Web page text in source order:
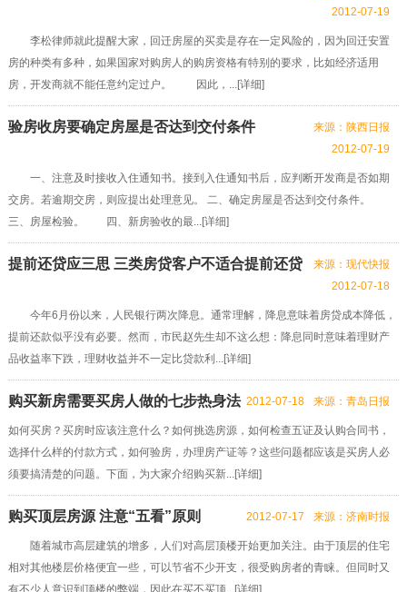
2012-07-19
李松律师就此提醒大家，回迁房屋的买卖是存在一定风险的，因为回迁安置
房的种类有多种，如果国家对购房人的购房资格有特别的要求，比如经济适用
房，开发商就不能任意约定过户。 因此，...[详细]
验房收房要确定房屋是否达到交付条件
来源：陕西日报
2012-07-19
一、注意及时接收入住通知书。接到入住通知书后，应判断开发商是否如期
交房。若逾期交房，则应提出处理意见。 二、确定房屋是否达到交付条件。
三、房屋检验。 四、新房验收的最...[详细]
提前还贷应三思 三类房贷客户不适合提前还贷
来源：现代快报
2012-07-18
今年6月份以来，人民银行两次降息。通常理解，降息意味着房贷成本降低，
提前还款似乎没有必要。然而，市民赵先生却不这么想：降息同时意味着理财产
品收益率下跌，理财收益并不一定比贷款利...[详细]
购买新房需要买房人做的七步热身法 来源：青岛日报
2012-07-18
如何买房？买房时应该注意什么？如何挑选房源，如何检查五证及认购合同书，
选择什么样的付款方式，如何验房，办理房产证等？这些问题都应该是买房人必
须要搞清楚的问题。下面，为大家介绍购买新...[详细]
购买顶层房源 注意“五看”原则 来源：济南时报
2012-07-17
随着城市高层建筑的增多，人们对高层顶楼开始更加关注。由于顶层的住宅
相对其他楼层价格便宜一些，可以节省不少开支，很受购房者的青睐。但同时又
有不少人意识到顶楼的弊端，因此在买不买顶...[详细]